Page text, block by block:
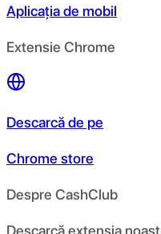
Aplicația de mobil
Extensie Chrome
Descarcă de pe
Chrome store
Despre CashClub
Descarcă extensia